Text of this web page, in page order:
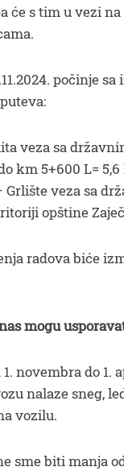
će s tim u vezi
počinje
veza sa
km 5+600 L=
veza sa
opštine
radova biće
mogu
novembra do
nalaze sneg,
vozilu.
sme biti manja